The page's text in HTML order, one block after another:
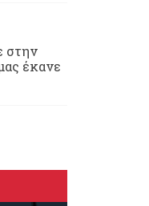
στην
έκανε